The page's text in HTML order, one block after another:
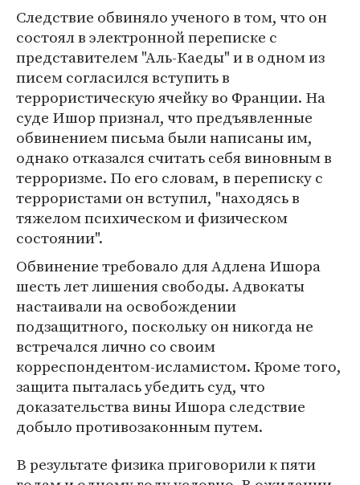
Следствие обвиняло ученого в том, что он
состоял в электронной переписке с
представителем "Аль-Каеды" и в одном из
писем согласился вступить в
террористическую ячейку во Франции. На
суде Ишор признал, что предъявленные
обвинением письма были написаны им,
однако отказался считать себя виновным в
терроризме. По его словам, в переписку с
террористами он вступил, "находясь в
тяжелом психическом и физическом
состоянии".
Обвинение требовало для Адлена Ишора
шесть лет лишения свободы. Адвокаты
настаивали на освобождении
подзащитного, поскольку он никогда не
встречался лично со своим
корреспондентом-исламистом. Кроме того,
защита пыталась убедить суд, что
доказательства вины Ишора следствие
добыло противозаконным путем.
В результате физика приговорили к пяти